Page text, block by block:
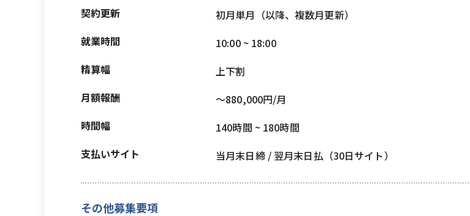
契約更新
初月単月（以降、複数月更新）
就業時間
10:00 ~ 18:00
精算幅
上下割
月額報酬
〜880,000円/月
時間幅
140時間 ~ 180時間
支払いサイト
当月末日締 / 翌月末日払（30日サイト）
その他募集要項